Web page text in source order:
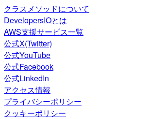
クラスメソッドについて
DevelopersIOとは
AWS支援サービス一覧
公式X(Twitter)
公式YouTube
公式Facebook
公式LinkedIn
アクセス情報
プライバシーポリシー
クッキーポリシー